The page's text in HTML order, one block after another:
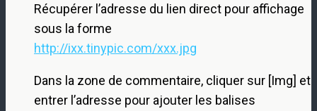
Récupérer l’adresse du lien direct pour affichage
sous la forme
http://ixx.tinypic.com/xxx.jpg
Dans la zone de commentaire, cliquer sur [Img] et
entrer l’adresse pour ajouter les balises